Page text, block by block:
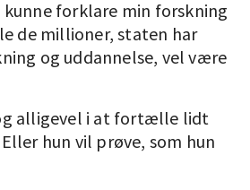
kunne forklare min forskning
de millioner, staten har
og uddannelse, vel være
alligevel i at fortælle lidt
hun vil prøve, som hun